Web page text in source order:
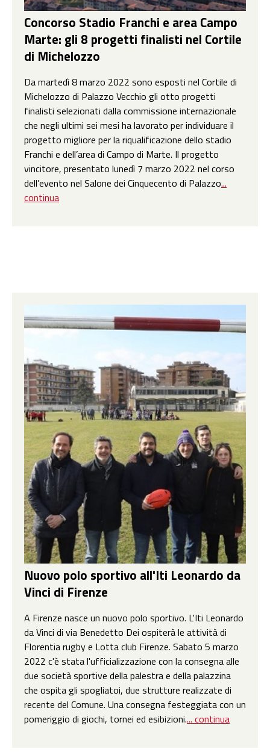
Concorso Stadio Franchi e area Campo
Marte: gli 8 progetti finalisti nel Cortile
di Michelozzo
Da martedì 8 marzo 2022 sono esposti nel Cortile di
Michelozzo di Palazzo Vecchio gli otto progetti
finalisti selezionati dalla commissione internazionale
che negli ultimi sei mesi ha lavorato per individuare il
progetto migliore per la riqualificazione dello stadio
Franchi e dell’area di Campo di Marte. Il progetto
vincitore, presentato lunedì 7 marzo 2022 nel corso
dell’evento nel Salone dei Cinquecento di Palazzo...
continua
Nuovo polo sportivo all'Iti Leonardo da
Vinci di Firenze
A Firenze nasce un nuovo polo sportivo. L'Iti Leonardo
da Vinci di via Benedetto Dei ospiterà le attività di
Florentia rugby e Lotta club Firenze. Sabato 5 marzo
2022 c'è stata l'ufficializzazione con la consegna alle
due società sportive della palestra e della palazzina
che ospita gli spogliatoi, due strutture realizzate di
recente del Comune. Una consegna festeggiata con un
pomeriggio di giochi, tornei ed esibizioni.... continua